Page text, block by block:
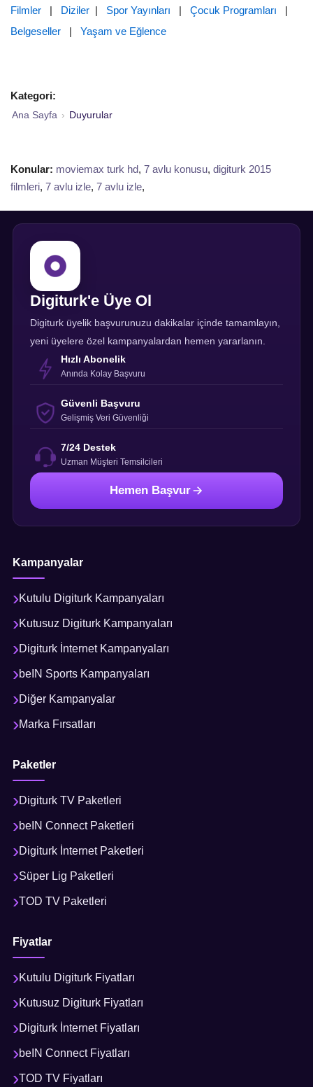
Filmler | Diziler | Spor Yayınları | Çocuk Programları |
Belgeseller | Yaşam ve Eğlence
Kategori:
Ana Sayfa › Duyurular
Konular: moviemax turk hd, 7 avlu konusu, digiturk 2015
filmleri, 7 avlu izle, 7 avlu izle,
Digiturk'e Üye Ol
Digiturk üyelik başvurunuzu dakikalar içinde tamamlayın,
yeni üyelere özel kampanyalardan hemen yararlanın.
Hızlı Abonelik
Anında Kolay Başvuru
Güvenli Başvuru
Gelişmiş Veri Güvenliği
7/24 Destek
Uzman Müşteri Temsilcileri
Hemen Başvur
Kampanyalar
Kutulu Digiturk Kampanyaları
Kutusuz Digiturk Kampanyaları
Digiturk İnternet Kampanyaları
beIN Sports Kampanyaları
Diğer Kampanyalar
Marka Fırsatları
Paketler
Digiturk TV Paketleri
beIN Connect Paketleri
Digiturk İnternet Paketleri
Süper Lig Paketleri
TOD TV Paketleri
Fiyatlar
Kutulu Digiturk Fiyatları
Kutusuz Digiturk Fiyatları
Digiturk İnternet Fiyatları
beIN Connect Fiyatları
TOD TV Fiyatları